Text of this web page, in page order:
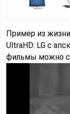
Пример из
UltraHD: LG с
фильмы можно